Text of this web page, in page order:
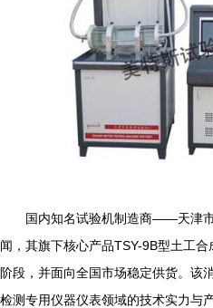
国内知名试验机制造商——天津
闻，其旗下核心产品TSY-9B型土工
阶段，并面向全国市场稳定供货。该
检测专用仪器仪表领域的技术实力与